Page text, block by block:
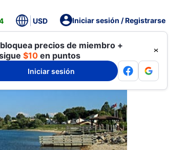
USD Iniciar sesión / Registrarse
precios de miembro +
$10 en puntos
Iniciar sesión